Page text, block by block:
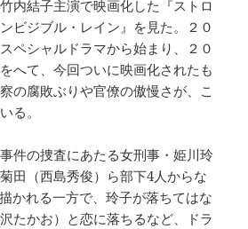
内結子主演で映画化した『ストロ
ビジブル・レイン』を見た。２０
ペシャルドラマから始まり、２０
へて、今回ついに映画化されたも
の腐敗ぶりや官僚の傲慢さが、こ
る。
件の捜査にあたる女刑事・姫川玲
田（西島秀俊）ら部下4人からな
かれる一方で、玲子が落ちてはな
たかお）と恋に落ちるなど、ドラ